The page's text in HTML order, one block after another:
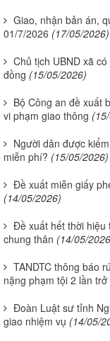
Giao, nhận bản án,
01/7/2026 (17/05/2026)
Chủ tịch UBND xã
đồng (15/05/2026)
Bộ Công an đề xuất
vi phạm giao thông
Người dân được
miễn phí? (15/05/2026)
Đề xuất miễn giấy
(14/05/2026)
Đề xuất hết thời hiệu
chung thân (14/05/
TANDTC thông báo
nặng phạm tội 2 lần trở
Đoàn Luật sư tỉnh
giao nhiệm vụ (14/05/